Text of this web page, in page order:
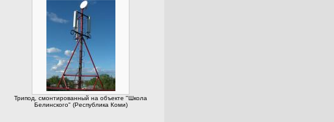
Трипод, смонтированный на объекте "Школа
Белинского" (Республика Коми)